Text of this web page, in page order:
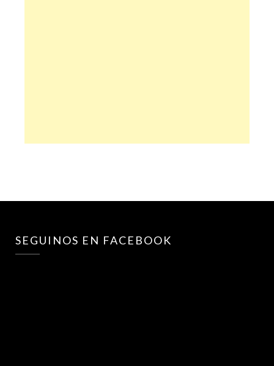
SEGUINOS EN FACEBOOK